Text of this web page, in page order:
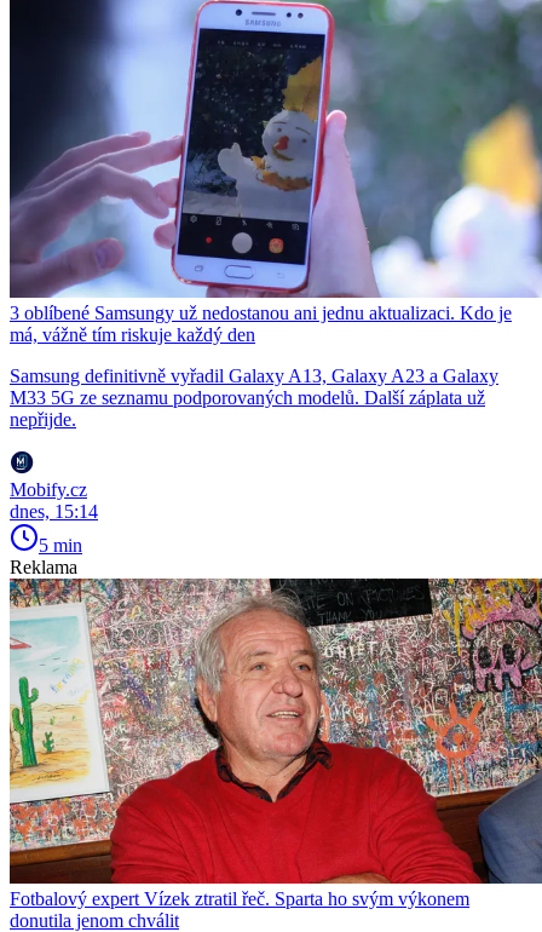
3 oblíbené Samsungy už nedostanou ani jednu aktualizaci. Kdo je
má, vážně tím riskuje každý den
Samsung definitivně vyřadil Galaxy A13, Galaxy A23 a Galaxy
M33 5G ze seznamu podporovaných modelů. Další záplata už
nepřijde.
Mobify.cz
dnes, 15:14
5 min
Reklama
Fotbalový expert Vízek ztratil řeč. Sparta ho svým výkonem
donutila jenom chválit